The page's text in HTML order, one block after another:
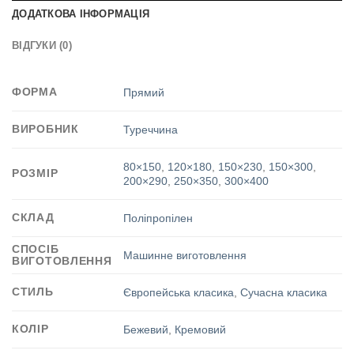
ДОДАТКОВА ІНФОРМАЦІЯ
ВІДГУКИ (0)
ФОРМА Прямий
ВИРОБНИК Туреччина
РОЗМІР 80×150, 120×180, 150×230, 150×300,
200×290,250×350,300×400
СКЛАД Поліпропілен
СПОСІБ
ВИГОТОВЛЕННЯ
Машинне виготовлення
СТИЛЬ Європейська класика,Сучасна класика
КОЛІР Бежевий, Кремовий